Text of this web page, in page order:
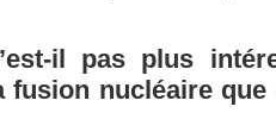
il pas plus
fusion nucléaire